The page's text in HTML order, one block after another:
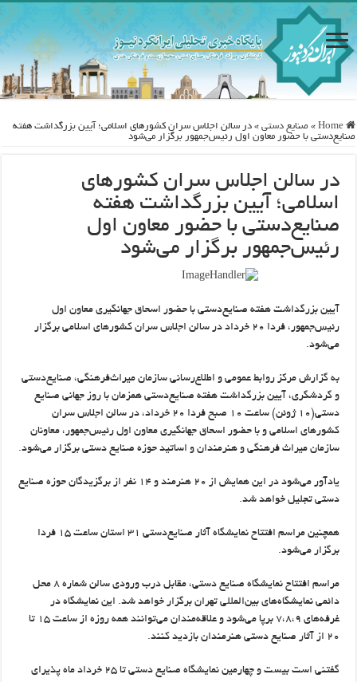
Home
» صنایع دستی » در سالن اجلاس سران کشورهای اسلامی؛ آیین بزرگداشت هفته
صنایع‌دستی با حضور معاون اول رئیس‌جمهور برگزار می‌شود
در سالن اجلاس سران کشورهای
اسلامی؛ آیین بزرگداشت هفته
صنایع‌دستی با حضور معاون اول
رئیس‌جمهور برگزار می‌شود
آیین بزرگداشت هفته صنایع‌دستی با حضور اسحاق جهانگیری معاون اول
رئیس‌جمهور، فردا ۲۰ خرداد در سالن اجلاس سران کشورهای اسلامی برگزار
می‌شود.
به گزارش مرکز روابط عمومی و اطلاع‌رسانی سازمان میراث‌فرهنگی، صنایع‌دستی
و گردشگری، آیین بزرگداشت هفته صنایع‌دستی همزمان با روز جهانی صنایع
دستی(۱۰ ژوئن) ساعت ۱۰ صبح فردا ۲۰ خرداد، در سالن اجلاس سران
کشورهای اسلامی و با حضور اسحاق جهانگیری معاون اول رئیس‌جمهور، معاونان
سازمان میراث فرهنگی و هنرمندان و اساتید حوزه صنایع دستی برگزار می‌شود.
یادآور می‌شود در این همایش از ۲۰ هنرمند و ۱۴ نفر از برگزیدگان حوزه صنایع
دستی تجلیل خواهد شد.
همچنین مراسم افتتاح نمایشگاه آثار صنایع‌دستی ۳۱ استان ساعت ۱۵ فردا
برگزار می‌شود.
مراسم افتتاح نمایشگاه صنایع دستی، مقابل درب ورودی سالن شماره ۸ محل
دائمی نمایشگاه‌های بین‌المللی تهران برگزار خواهد شد. این نمایشگاه در
غرفه‌های ۷،۸،۹ برپا می‌شود و علاقه‌مندان می‌توانند همه روزه از ساعت ۱۵ تا
۲۰ از آثار صنایع دستی هنرمندان بازدید کنند.
گفتنی است بیست و چهارمین نمایشگاه صنایع دستی تا ۲۵ خرداد ماه پذیرای